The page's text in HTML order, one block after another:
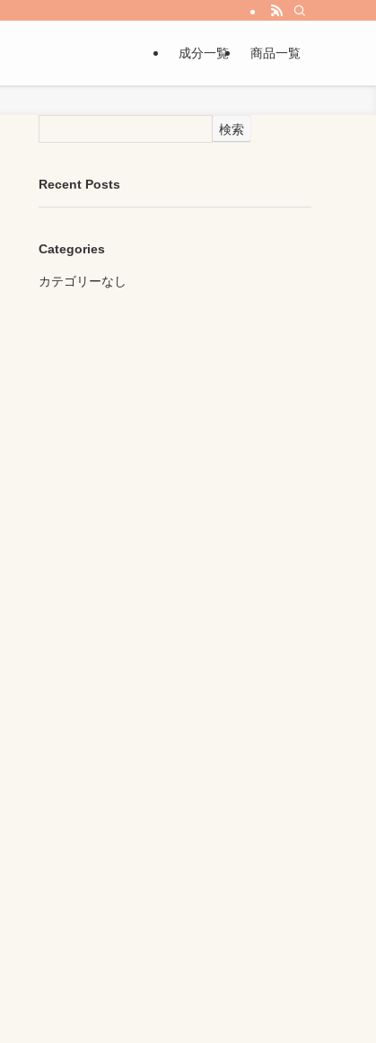
成分一覧 商品一覧
検索
Recent Posts
Categories
カテゴリーなし